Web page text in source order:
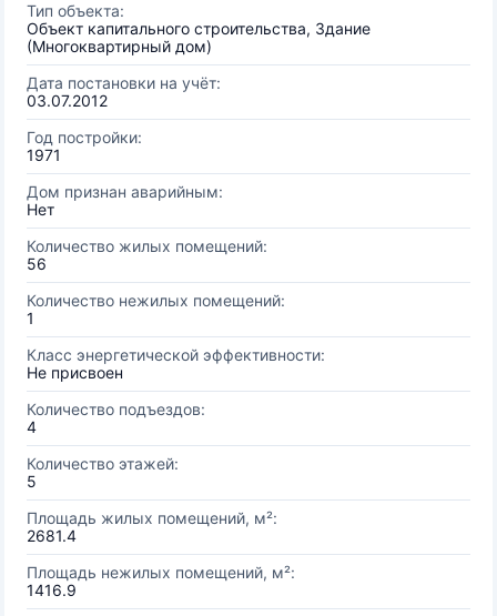
Тип объекта:
Объект капитального строительства, Здание
(Многоквартирный дом)
Дата постановки на учёт:
03.07.2012
Год постройки:
1971
Дом признан аварийным:
Нет
Количество жилых помещений:
56
Количество нежилых помещений:
1
Класс энергетической эффективности:
Не присвоен
Количество подъездов:
4
Количество этажей:
5
Площадь жилых помещений, м²:
2681.4
Площадь нежилых помещений, м²:
1416.9